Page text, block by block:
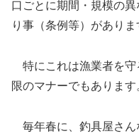
口ごとに期間・規模の
り事（条例等）がありま
特にこれは漁業者を守
限のマナーでもあります
毎年春に、釣具屋さん